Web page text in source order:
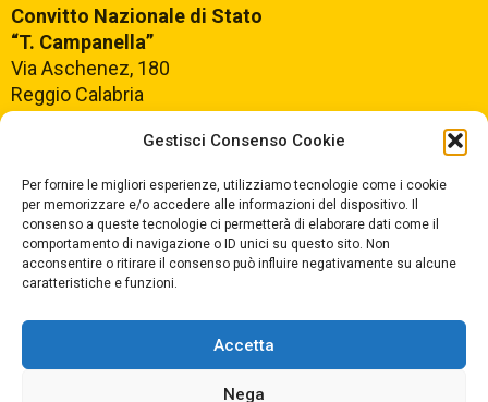
Gestisci Consenso Cookie
Per fornire le migliori esperienze, utilizziamo tecnologie come i cookie
per memorizzare e/o accedere alle informazioni del dispositivo. Il
consenso a queste tecnologie ci permetterà di elaborare dati come il
comportamento di navigazione o ID unici su questo sito. Non
acconsentire o ritirare il consenso può influire negativamente su alcune
caratteristiche e funzioni.
Accetta
Nega
Convitto Nazionale di Stato
“T. Campanella”
Via Aschenez, 180
Reggio Calabria
Segreteria +39096520527
Fax +390965499420
E-mail:rcvc010005@istruzione.it
ORARIO DI APERTURA